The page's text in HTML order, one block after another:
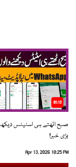
01:13
صبح اٹھتے ہی اسٹیٹس
بڑی خبر!
Apr 13, 2026 10:25 PM